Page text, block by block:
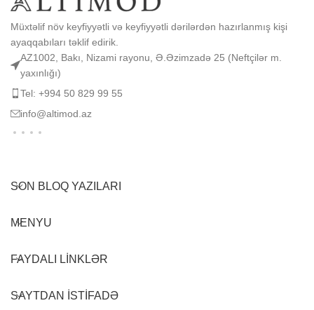
Müxtəlif növ keyfiyyətli və keyfiyyətli dərilərdən hazırlanmış kişi
ayaqqabıları təklif edirik.
AZ1002, Bakı, Nizami rayonu, Ə.Əzimzadə 25 (Neftçilər m.
yaxınlığı)
Tel: +994 50 829 99 55
info@altimod.az
SON BLOQ YAZILARI
MENYU
FAYDALI LINKLƏR
SAYTDAN ISTIFADƏ